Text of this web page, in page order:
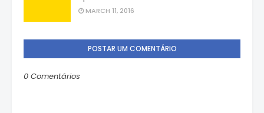
MARCH 11, 2016
POSTAR UM COMENTÁRIO
0 Comentários